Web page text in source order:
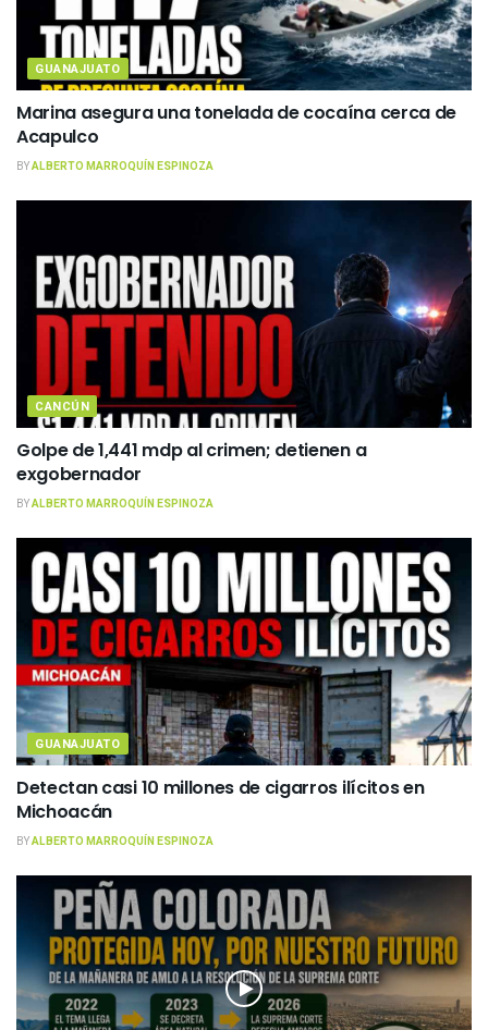
GUANAJUATO
Marina asegura una tonelada de cocaína cerca de
Acapulco
BYALBERTO MARROQUÍN ESPINOZA
CANCÚN
Golpe de 1,441 mdp al crimen; detienen a
exgobernador
BYALBERTO MARROQUÍN ESPINOZA
GUANAJUATO
Detectan casi 10 millones de cigarros ilícitos en
Michoacán
BYALBERTO MARROQUÍN ESPINOZA